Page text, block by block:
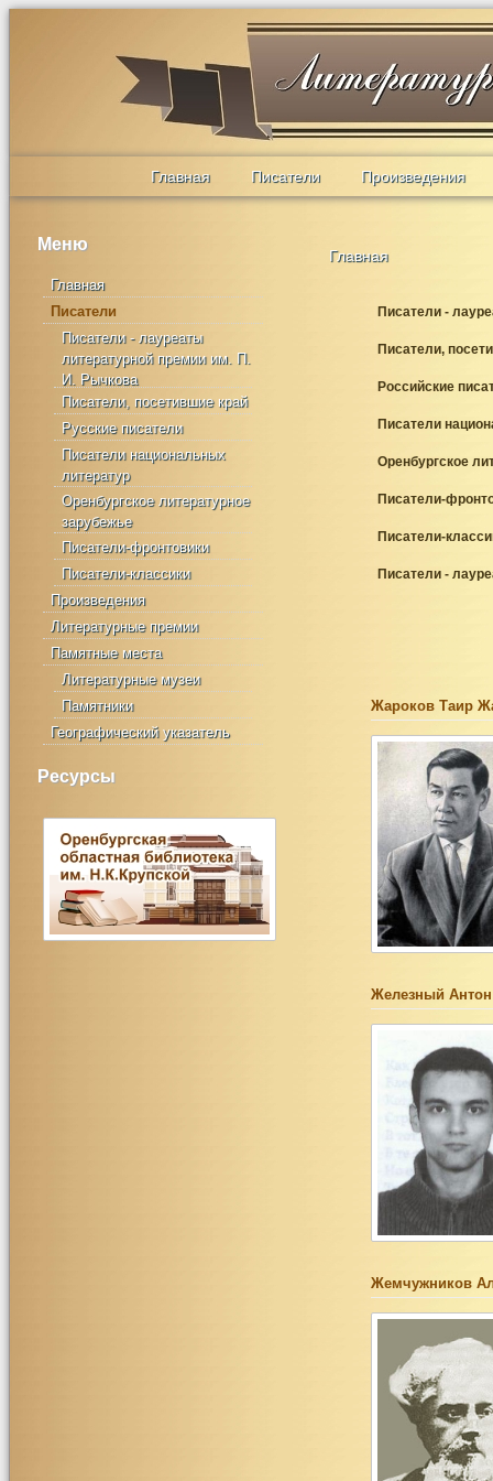
Главная Писатели Произведения
Меню
Главная
Писатели
Писатели - лауреаты
литературной премии им. П.
И. Рычкова
Писатели, посетившие край
Русские писатели
Писатели национальных
литератур
Оренбургское литературное
зарубежье
Писатели-фронтовики
Писатели-классики
Произведения
Литературные премии
Памятные места
Литературные музеи
Памятники
Географический указатель
Ресурсы
Главная
Писатели -
Писатели,
Российские
Писатели
Оренбургское
Писатели-
Писатели-
Писатели -
Жароков Таир
Железный
Жемчужников